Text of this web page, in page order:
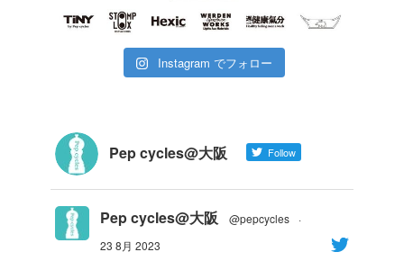
Instagram でフォロー
Pep cycles@大阪 Follow
Pep cycles@大阪 @pepcycles
·
23 8月 2023